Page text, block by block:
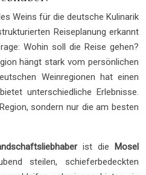
Weins für die deutsche Kulinarik
Reiseplanung erkannt
Wohin soll die Reise gehen?
hängt stark vom persönlichen
Weinregionen hat einen
unterschiedliche Erlebnisse.
sondern nur die am besten
ist die
Mosel
steilen, schieferbedeckten